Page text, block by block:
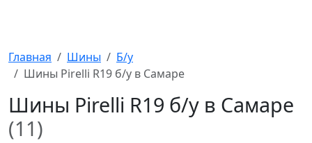
Главная Шины
Б/у
Шины Pirelli R19 б/у в Самаре
Шины Pirelli R19 б/у в Самаре
(11)